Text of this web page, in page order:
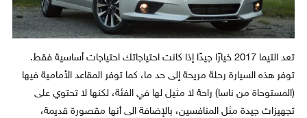
تعد التيما 2017 خيارًا جيدًا إذا كانت احتياجاتك احتياجات أساسية فقط.
توفر هذه السيارة رحلة مريحة إلى حد ما، كما توفر المقاعد الأمامية فيها
(المستوحاة من ناسا) راحة لا مثيل لها في الفئة، لكنها لا تحتوي على
تجهيزات جيدة مثل المنافسين، بالإضافة الى أنها مقصورة قديمة،